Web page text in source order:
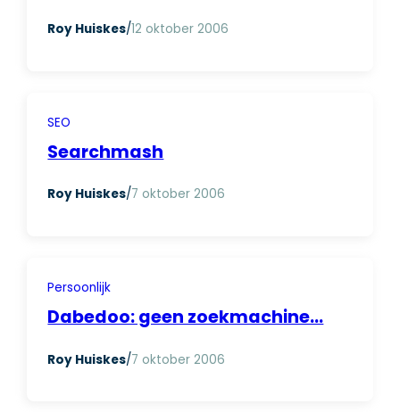
Roy Huiskes/12 oktober 2006
SEO
Searchmash
Roy Huiskes/7 oktober 2006
Persoonlijk
Dabedoo: geen zoekmachine…
Roy Huiskes/7 oktober 2006